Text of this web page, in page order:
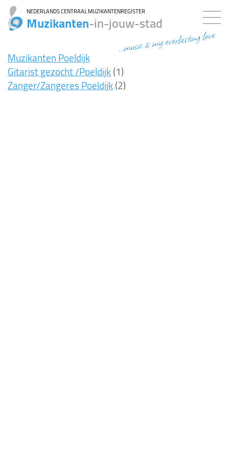
NEDERLANDS CENTRAAL MUZIKANTENREGISTER
Muzikanten-in-jouw-stad
...music is my everlasting love
Muzikanten Poeldijk
Gitarist gezocht /Poeldijk(1)
Zanger/Zangeres Poeldijk(2)